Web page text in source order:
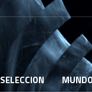
SELECCION